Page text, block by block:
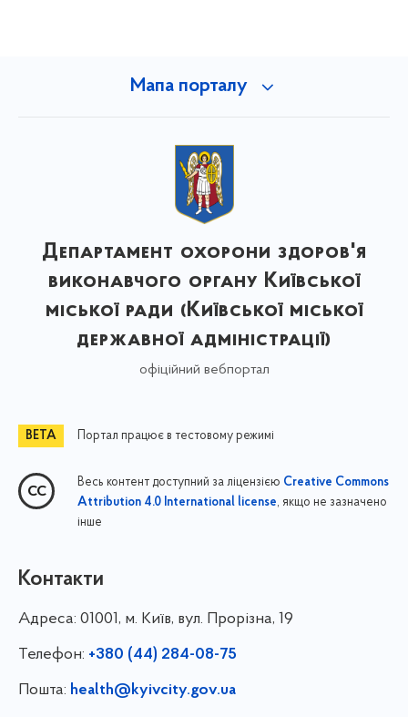
Мапа порталу
Департамент охорони здоров'я
виконавчого органу Київської
міської ради (Київської міської
державної адміністрації)
офіційний вебпортал
Портал працює в тестовому режимі
Весь контент доступний за ліцензією Creative Commons
Attribution 4.0 International license, якщо не зазначено
інше
Контакти
Адреса: 01001, м. Київ, вул. Прорізна, 19
Телефон: +380 (44) 284-08-75
Пошта: health@kyivcity.gov.ua